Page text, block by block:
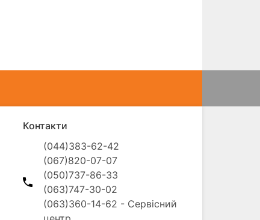
Контакти
(044)383-62-42
(067)820-07-07
(050)737-86-33
(063)747-30-02
(063)360-14-62 - Сервісний